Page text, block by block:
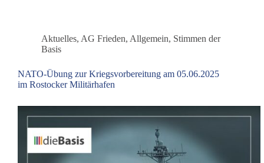
Aktuelles, AG Frieden, Allgemein, Stimmen der
Basis
NATO-Übung zur Kriegsvorbereitung am 05.06.2025
im Rostocker Militärhafen